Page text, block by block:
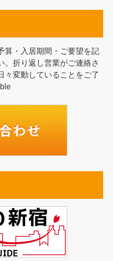
算・入居期間・ご要望を記
。折り返し営業がご連絡さ
々変動していることをご了